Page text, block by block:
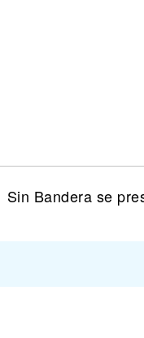
Sin Bandera se